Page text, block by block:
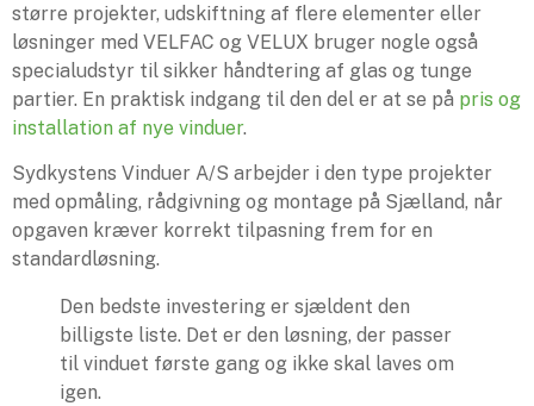
større projekter, udskiftning af flere elementer eller
løsninger med VELFAC og VELUX bruger nogle også
specialudstyr til sikker håndtering af glas og tunge
partier. En praktisk indgang til den del er at se på pris og
installation af nye vinduer.
Sydkystens Vinduer A/S arbejder i den type projekter
med opmåling, rådgivning og montage på Sjælland, når
opgaven kræver korrekt tilpasning frem for en
standardløsning.
Den bedste investering er sjældent den
billigste liste. Det er den løsning, der passer
til vinduet første gang og ikke skal laves om
igen.